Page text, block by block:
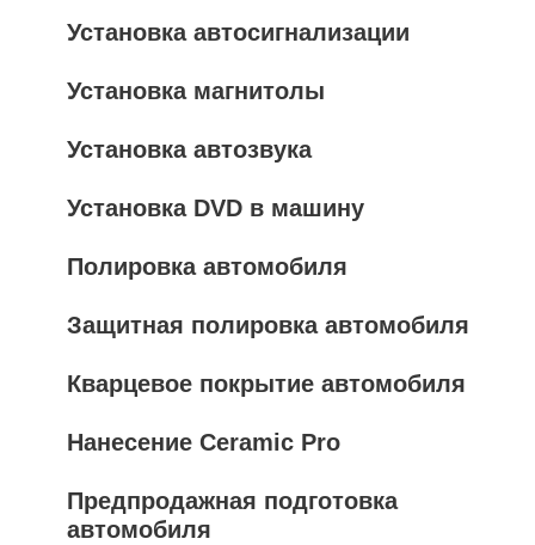
Установка автосигнализации
Установка магнитолы
Установка автозвука
Установка DVD в машину
Полировка автомобиля
Защитная полировка автомобиля
Кварцевое покрытие автомобиля
Нанесение Ceramic Pro
Предпродажная подготовка
автомобиля